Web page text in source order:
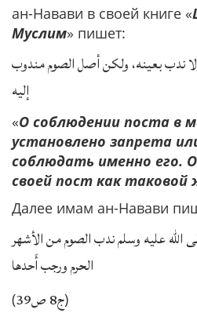
ан-Навави в своей книге «
Муслим» пишет:
ندب بعينه، ولكن أصل الصوم مندوب
إليه
«О соблюдении поста в
установлено запрета
соблюдать именно его.
своей пост как
Далее имам ан-Навави
عليه وسلم ندب الصوم من الأشهر
الحرم ورجب أَحدها
( ج8 ص39)